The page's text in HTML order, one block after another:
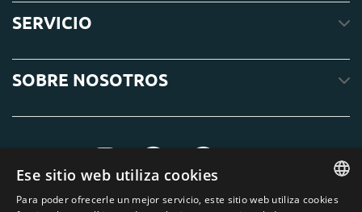
SERVICIO
SOBRE NOSOTROS
Ese sitio web utiliza cookies
Para poder ofrecerle un mejor servicio, este sitio web utiliza cookies